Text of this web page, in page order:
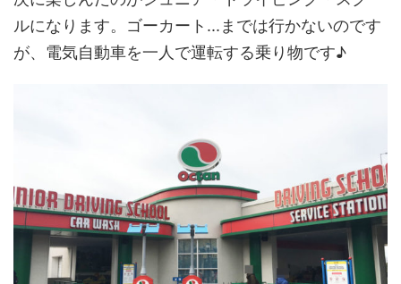
ルになります。ゴーカート...までは行かないのです
が、電気自動車を一人で運転する乗り物です♪